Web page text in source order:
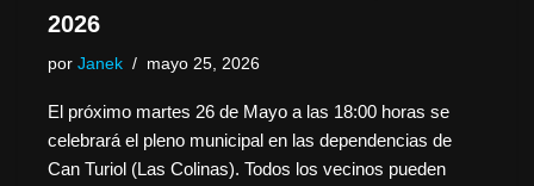
2026
por Janek mayo 25, 2026
El próximo martes 26 de Mayo a las 18:00 horas se
celebrará el pleno municipal en las dependencias de
Can Turiol (Las Colinas). Todos los vecinos pueden